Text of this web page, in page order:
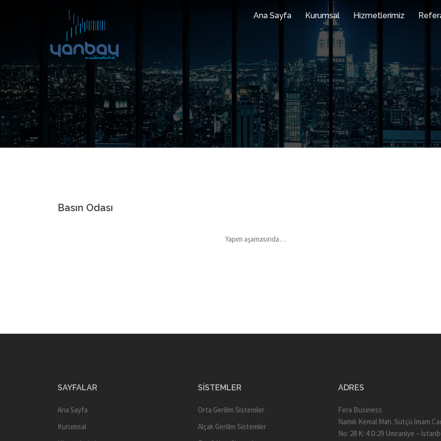
Ana Sayfa Kurumsal Hizmetlerimiz
Basın Odası
Yapım aşamasında…
SAYFALAR
Ana Sayfa
Kurumsal
SISTEMLER
Orta Gerilim Sistemler
Alçak Gerilim Sistemler
ADRES
Fera Business
Namık Kemal Mah. Sütçü İmam
No: 28 K: 4 D:29 Ümraniye –